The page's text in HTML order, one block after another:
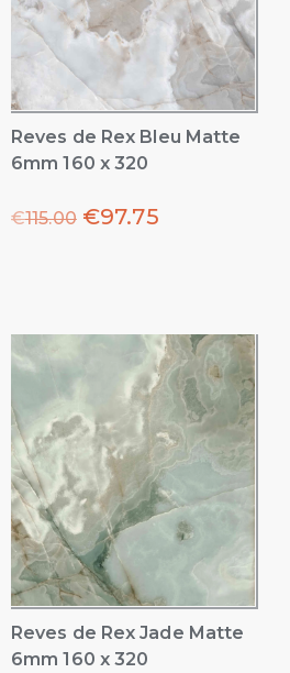
Reves de Rex Bleu Matte
6mm 160 x 320
€115.00 €97.75
Reves de Rex Jade Matte
6mm 160 x 320